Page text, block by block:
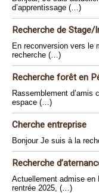
d’apprentissage (…)
Recherche de Stage/
En reconversion vers le
recherche (…)
Recherche forêt en
Rassemblement d’amis
espace (…)
Cherche entreprise
Bonjour Je suis à la
Recherche
Actuellement admise en
rentrée 2025, (…)